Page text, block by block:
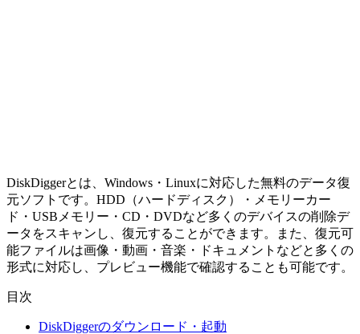
DiskDiggerとは、Windows・Linuxに対応した無料のデータ復
元ソフトです。HDD（ハードディスク）・メモリーカー
ド・USBメモリー・CD・DVDなど多くのデバイスの削除デ
ータをスキャンし、復元することができます。また、復元可
能ファイルは画像・動画・音楽・ドキュメントなどと多くの
形式に対応し、プレビュー機能で確認することも可能です。
目次
DiskDiggerのダウンロード・起動